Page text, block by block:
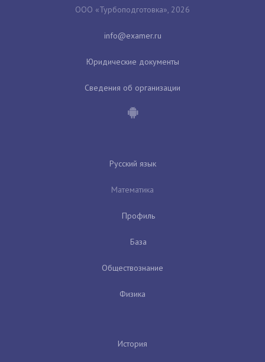
ООО «Турбоподготовка», 2026
Юридические документы
Сведения об организации
Русский язык
Математика
Профиль
База
Обществознание
Физика
История